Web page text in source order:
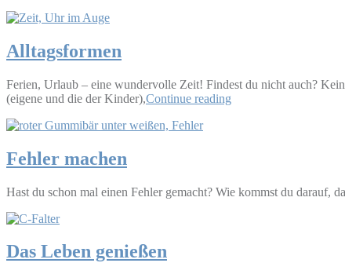
Alltagsformen
Ferien, Urlaub – eine wundervolle Zeit! Findest du nicht auch?
(eigene und die der Kinder),Continue reading
Fehler machen
Hast du schon mal einen Fehler gemacht? Wie kommst du darauf,
Das Leben genießen